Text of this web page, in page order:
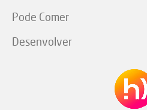
Pode Comer
Desenvolver